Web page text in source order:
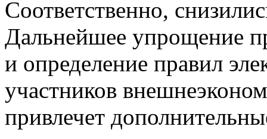
Соответственно,
Дальнейшее упрощение
и определение правил
участников
привлечет